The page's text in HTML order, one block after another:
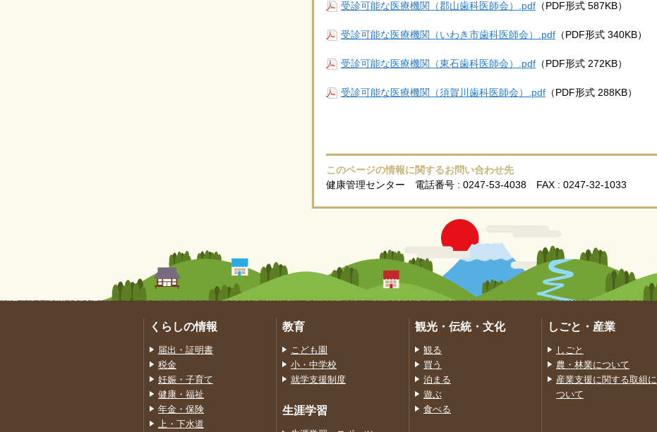
受診可能な医療機関（郡山歯科医師会）.pdf （PDF形式 587KB）
受診可能な医療機関（いわき市歯科医師会）.pdf （PDF形式 340KB）
受診可能な医療機関（東石歯科医師会）.pdf （PDF形式 272KB）
受診可能な医療機関（須賀川歯科医師会）.pdf （PDF形式 288KB）
このページの情報に関するお問い合わせ先
健康管理センター 電話番号 : 0247-53-4038 FAX : 0247-32-1033
くらしの情報
届出・証明書
税金
妊娠・子育て
健康・福祉
年金・保険
上・下水道
教育
こども園
小・中学校
就学支援制度
生涯学習
観光・伝統・文化
観る
買う
泊まる
遊ぶ
食べる
しごと・産業
しごと
農・林業について
産業支援に関する取組に
ついて